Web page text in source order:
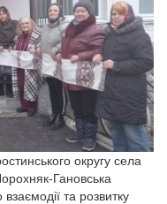
округу села
Гановська
та розвитку